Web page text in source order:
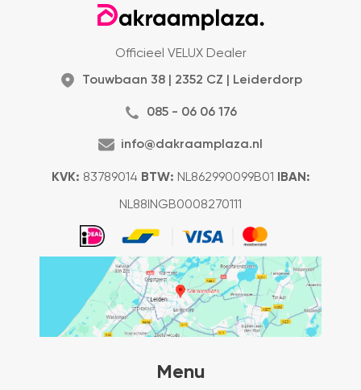
Officieel VELUX Dealer
Touwbaan 38 | 2352 CZ | Leiderdorp
085 - 06 06 176
info@dakraamplaza.nl
KVK: 83789014 BTW: NL862990099B01 IBAN:
NL88INGB0008270111
Menu